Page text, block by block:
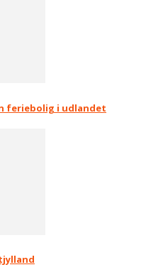
feriebolig i udlandet